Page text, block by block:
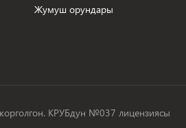
Жумуш орундары
КРУБдун №037 лицензиясы